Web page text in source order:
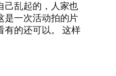
己乱起的，人家也
是一次活动拍的片
有的还可以。 这样